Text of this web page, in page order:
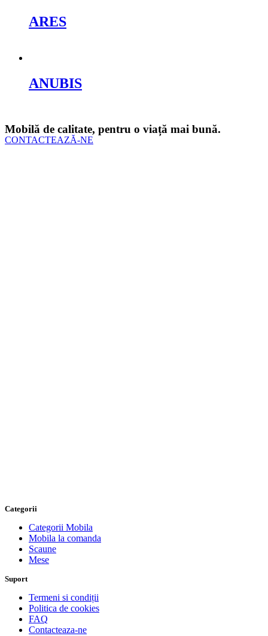
ARES
ANUBIS
Mobilă de calitate, pentru o viață mai bună.
CONTACTEAZĂ-NE
Categorii
Categorii Mobila
Mobila la comanda
Scaune
Mese
Suport
Termeni si condiții
Politica de cookies
FAQ
Contacteaza-ne